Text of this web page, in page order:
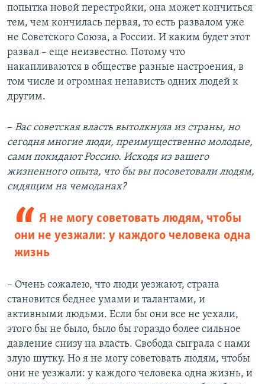
попытка новой перестройки, она может кончиться
тем, чем кончилась первая, то есть развалом уже
не Советского Союза, а России. И каким будет этот
развал – еще неизвестно. Потому что
накапливаются в обществе разные настроения, в
том числе и огромная ненависть одних людей к
другим.
–​ Вас советская власть вытолкнула из страны, но
сегодня многие люди, преимущественно молодые,
сами покидают Россию. Исходя из вашего
жизненного опыта, что бы вы посоветовали людям,
сидящим на чемоданах?
Я не могу советовать людям, чтобы
они не уезжали: у каждого человека одна
жизнь
– Очень сожалею, что люди уезжают, страна
становится беднее умами и талантами, и
активными людьми. Если бы они все не уехали,
этого бы не было, было бы гораздо более сильное
давление снизу на власть. Свобода сыграла с нами
злую шутку. Но я не могу советовать людям, чтобы
они не уезжали: у каждого человека одна жизнь, и